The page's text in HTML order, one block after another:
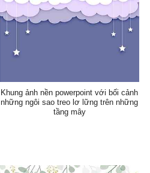
Khung ảnh nền powerpoint với bối cảnh
những ngôi sao treo lơ lững trên những
tầng mây